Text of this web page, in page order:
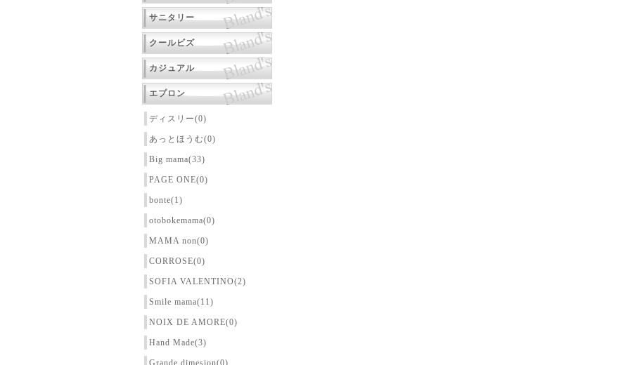
サニタリー
クールビズ
カジュアル
エプロン
ディスリー(0)
あっとほうむ(0)
Big mama(33)
PAGE ONE(0)
bonte(1)
otobokemama(0)
MAMA non(0)
CORROSE(0)
SOFIA VALENTINO(2)
Smile mama(11)
NOIX DE AMORE(0)
Hand Made(3)
Grande dimesion(0)